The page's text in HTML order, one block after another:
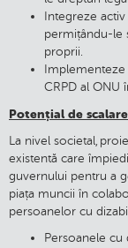
Integreze
permițându-le
proprii.
CRPD al ONU
Potențial de scalare
La nivel societal,
existentă care
guvernului pentru a
piața muncii în
persoanelor cu
Persoanele